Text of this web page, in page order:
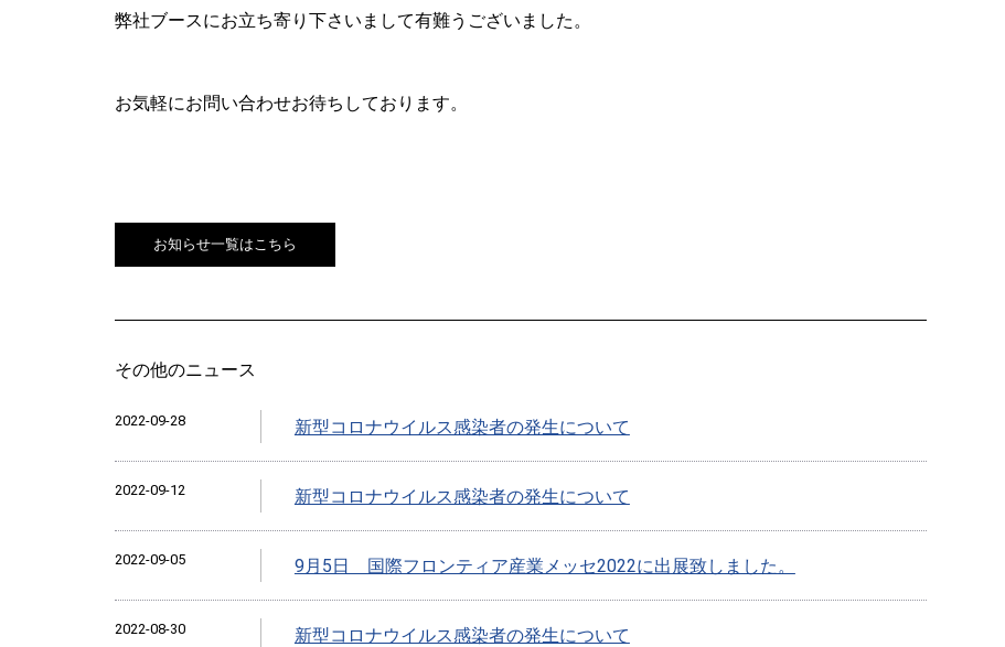
弊社ブースにお立ち寄り下さいまして有難うございました。
お気軽にお問い合わせお待ちしております。
お知らせ一覧はこちら
その他のニュース
2022-09-28 新型コロナウイルス感染者の発生について
2022-09-12 新型コロナウイルス感染者の発生について
2022-09-05 9月5日 国際フロンティア産業メッセ2022に出展致しました。
2022-08-30 新型コロナウイルス感染者の発生について